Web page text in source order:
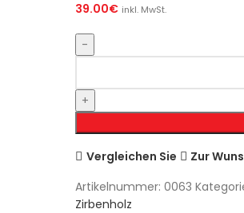
39.00€ inkl. MwSt.
Vergleichen Sie
Zur
Artikelnummer: 0063
Zirbenholz